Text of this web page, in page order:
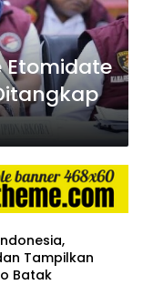
Etomidate
Tampilkan
Batak